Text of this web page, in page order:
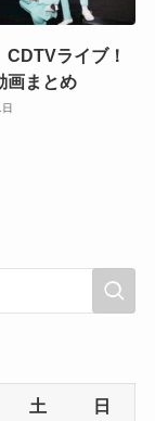
CDTVライブ！
画まとめ
土 日